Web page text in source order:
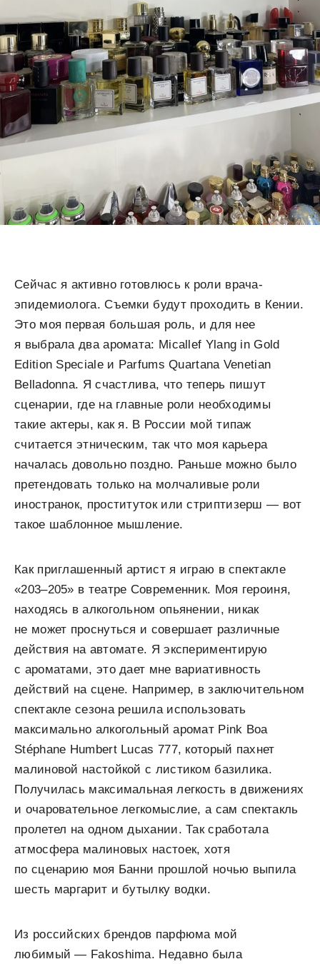
Сейчас я активно готовлюсь к роли врача-
эпидемиолога. Съемки будут проходить в Кении.
Это моя первая большая роль, и для нее
я выбрала два аромата: Micallef Ylang in Gold
Edition Speciale и Parfums Quartana Venetian
Belladonna. Я счастлива, что теперь пишут
сценарии, где на главные роли необходимы
такие актеры, как я. В России мой типаж
считается этническим, так что моя карьера
началась довольно поздно. Раньше можно было
претендовать только на молчаливые роли
иностранок, проституток или стриптизерш — вот
такое шаблонное мышление.
Как приглашенный артист я играю в спектакле
«203–205» в театре Современник. Моя героиня,
находясь в алкогольном опьянении, никак
не может проснуться и совершает различные
действия на автомате. Я экспериментирую
с ароматами, это дает мне вариативность
действий на сцене. Например, в заключительном
спектакле сезона решила использовать
максимально алкогольный аромат Pink Boa
Stéphane Humbert Lucas 777, который пахнет
малиновой настойкой с листиком базилика.
Получилась максимальная легкость в движениях
и очаровательное легкомыслие, а сам спектакль
пролетел на одном дыхании. Так сработала
атмосфера малиновых настоек, хотя
по сценарию моя Банни прошлой ночью выпила
шесть маргарит и бутылку водки.
Из российских брендов парфюма мой
любимый — Fakoshima. Недавно была